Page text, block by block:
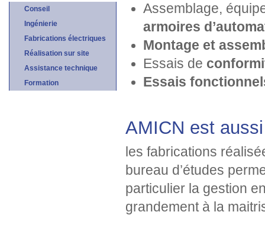
Assemblage,
armoires
Montage et
Essais de
Essais
AMICN est
les fabrications
bureau d’études
particulier la gestion
grandement à la
Conseil
Ingénierie
Fabrications électriques
Réalisation sur site
Assistance technique
Formation